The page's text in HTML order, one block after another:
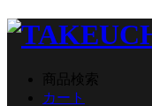
商品検索
カート